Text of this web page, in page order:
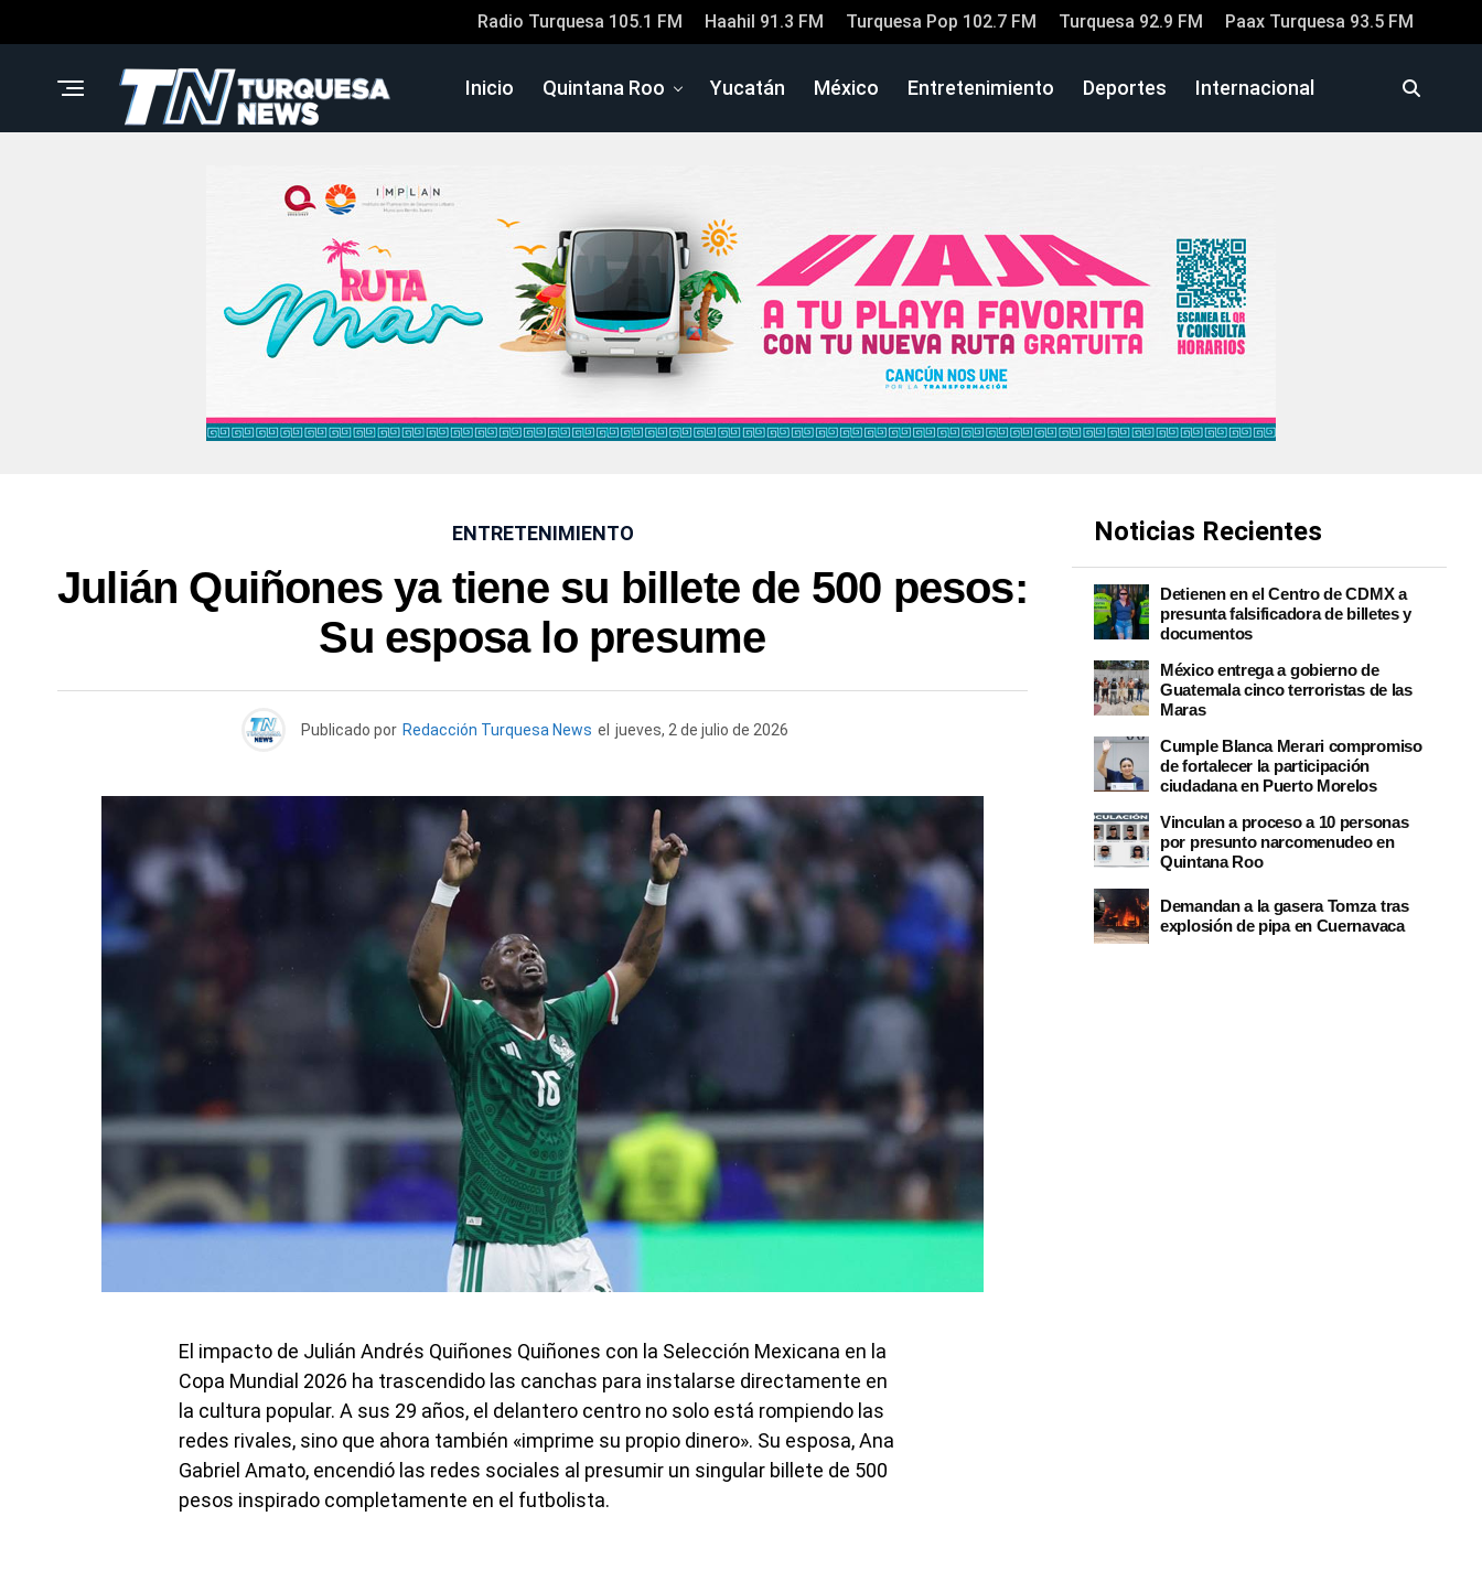
Radio Turquesa 105.1 FM Haahil 91.3 FM Turquesa Pop 102.7 FM Turquesa 92.9 FM Paax Turquesa 93.5 FM
Inicio Quintana Roo Yucatán México Entretenimiento Deportes Internacional
ENTRETENIMIENTO
Julián Quiñones ya tiene su billete de 500 pesos:
Su esposa lo presume
Publicado por Redacción Turquesa News el jueves, 2 de julio de 2026
El impacto de Julián Andrés Quiñones Quiñones con la Selección Mexicana en la
Copa Mundial 2026 ha trascendido las canchas para instalarse directamente en
la cultura popular. A sus 29 años, el delantero centro no solo está rompiendo las
redes rivales, sino que ahora también «imprime su propio dinero». Su esposa, Ana
Gabriel Amato, encendió las redes sociales al presumir un singular billete de 500
pesos inspirado completamente en el futbolista.
Noticias Recientes
Detienen en el Centro de CDMX a
presunta falsificadora de billetes y
documentos
México entrega a gobierno de
Guatemala cinco terroristas de las
Maras
Cumple Blanca Merari compromiso
de fortalecer la participación
ciudadana en Puerto Morelos
Vinculan a proceso a 10 personas
por presunto narcomenudeo en
Quintana Roo
Demandan a la gasera Tomza tras
explosión de pipa en Cuernavaca